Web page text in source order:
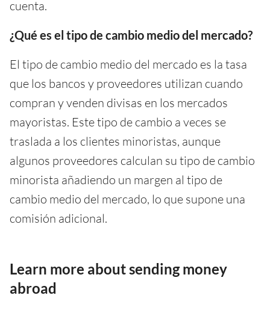
cuenta.
¿Qué es el tipo de cambio medio del mercado?
El tipo de cambio medio del mercado es la tasa
que los bancos y proveedores utilizan cuando
compran y venden divisas en los mercados
mayoristas. Este tipo de cambio a veces se
traslada a los clientes minoristas, aunque
algunos proveedores calculan su tipo de cambio
minorista añadiendo un margen al tipo de
cambio medio del mercado, lo que supone una
comisión adicional.
Learn more about sending money
abroad